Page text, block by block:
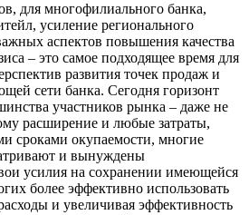
для многофилиального банка,
усиление регионального
аспектов повышения качества
– это самое подходящее время для
развития точек продаж и
сети банка. Сегодня горизонт
участников рынка – даже не
расширение и любые затраты,
сроками окупаемости, многие
и вынуждены
усилия на сохранении имеющейся
более эффективно использовать
и увеличивая эффективность